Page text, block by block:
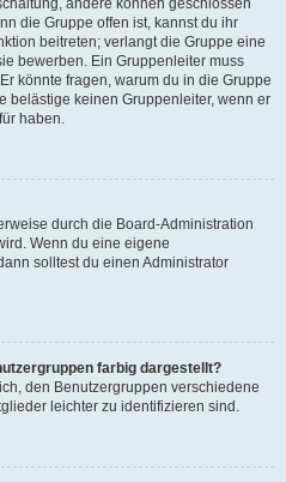
andere können geschlossen
die Gruppe offen ist, kannst du ihr
beitreten; verlangt die Gruppe eine
bewerben. Ein Gruppenleiter muss
könnte fragen, warum du in die Gruppe
belästige keinen Gruppenleiter, wenn er
haben.
durch die Board-Administration
Wenn du eine eigene
solltest du einen Administrator
farbig dargestellt?
den Benutzergruppen verschiedene
leichter zu identifizieren sind.